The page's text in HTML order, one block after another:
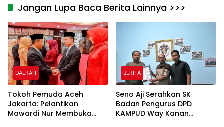
Jangan Lupa Baca Berita Lainnya >>>
DAERAH
Tokoh Pemuda Aceh
Jakarta: Pelantikan
Mawardi Nur Membuka
BERITA
Seno Aji Serahkan SK
Badan Pengurus DPD
KAMPUD Way Kanan